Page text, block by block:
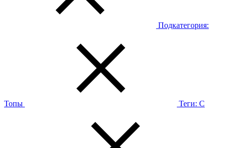
Подкатегория:
Топы Теги: С